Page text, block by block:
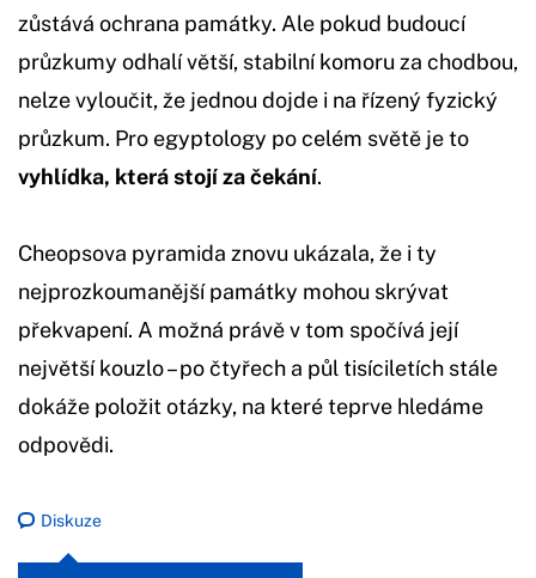
zůstává ochrana památky. Ale pokud budoucí
průzkumy odhalí větší, stabilní komoru za chodbou,
nelze vyloučit, že jednou dojde i na řízený fyzický
průzkum. Pro egyptology po celém světě je to
vyhlídka, která stojí za čekání.
Cheopsova pyramida znovu ukázala, že i ty
nejprozkoumanější památky mohou skrývat
překvapení. A možná právě v tom spočívá její
největší kouzlo – po čtyřech a půl tisíciletích stále
dokáže položit otázky, na které teprve hledáme
odpovědi.
Diskuze